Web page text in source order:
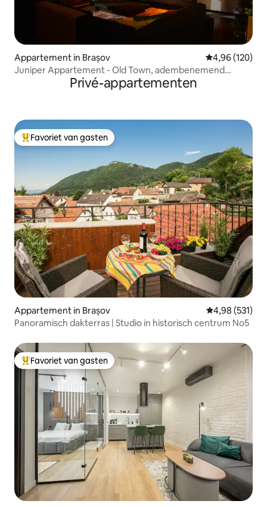
Appartement in Brașov Gemiddelde
4,96 (120)
Juniper Appartement - Old Town, adembenemend
Privé-appartementen
Topfavoriet van gasten
Favoriet van gasten
Appartement in Brașov Gemiddelde
4,98 (531)
Panoramisch dakterras | Studio in historisch centrum No5
Topfavoriet van gasten
Favoriet van gasten